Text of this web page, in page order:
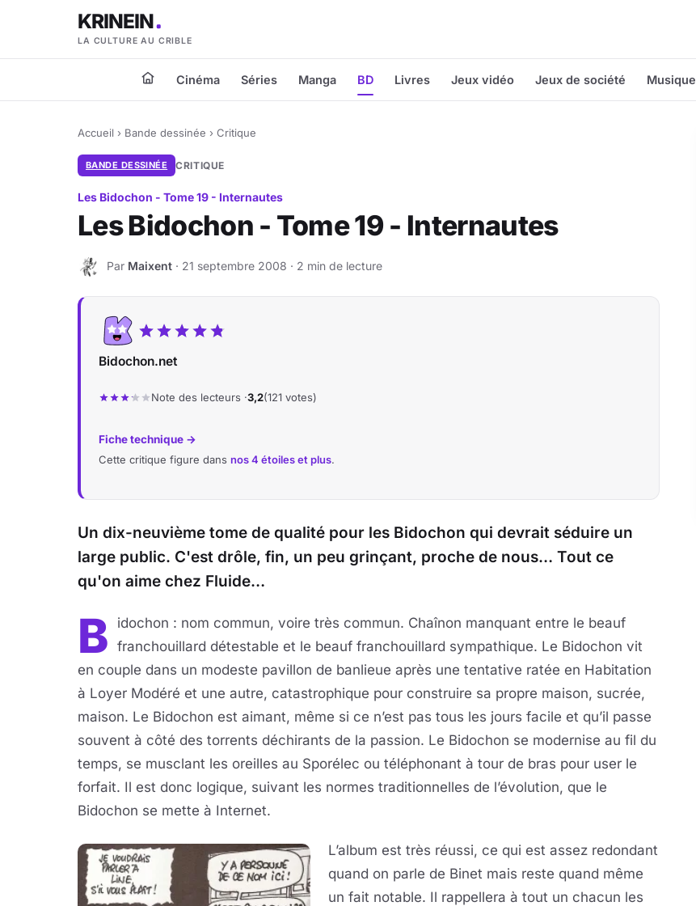
KRINEIN
LA CULTURE AU CRIBLE
Cinéma Séries Manga BD Livres Jeux vidéo Jeux de société Musique
Accueil › Bande dessinée › Critique
BANDE DESSINÉE CRITIQUE
Les Bidochon - Tome 19 - Internautes
Les Bidochon - Tome 19 - Internautes
M Par Maixent · 21 septembre 2008 · 2 min de lecture
Bidochon.net
Note des lecteurs ·3,2(121 votes)
Fiche technique →
Cette critique figure dans nos 4 étoiles et plus.
Un dix-neuvième tome de qualité pour les Bidochon qui devrait séduire un
large public. C'est drôle, fin, un peu grinçant, proche de nous… Tout ce
qu'on aime chez Fluide…
B
idochon : nom commun, voire très commun. Chaînon manquant entre le beauf
franchouillard détestable et le beauf franchouillard sympathique. Le Bidochon vit
en couple dans un modeste pavillon de banlieue après une tentative ratée en Habitation
à Loyer Modéré et une autre, catastrophique pour construire sa propre maison, sucrée,
maison. Le Bidochon est aimant, même si ce n’est pas tous les jours facile et qu’il passe
souvent à côté des torrents déchirants de la passion. Le Bidochon se modernise au fil du
temps, se musclant les oreilles au Sporélec ou téléphonant à tour de bras pour user le
forfait. Il est donc logique, suivant les normes traditionnelles de l’évolution, que le
Bidochon se mette à Internet.
L’album est très réussi, ce qui est assez redondant
quand on parle de Binet mais reste quand même
un fait notable. Il rappellera à tout un chacun les